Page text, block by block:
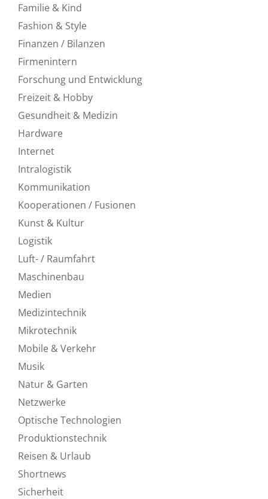
Familie & Kind
Fashion & Style
Finanzen / Bilanzen
Firmenintern
Forschung und Entwicklung
Freizeit & Hobby
Gesundheit & Medizin
Hardware
Internet
Intralogistik
Kommunikation
Kooperationen / Fusionen
Kunst & Kultur
Logistik
Luft- / Raumfahrt
Maschinenbau
Medien
Medizintechnik
Mikrotechnik
Mobile & Verkehr
Musik
Natur & Garten
Netzwerke
Optische Technologien
Produktionstechnik
Reisen & Urlaub
Shortnews
Sicherheit